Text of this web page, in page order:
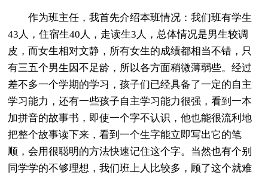
作为班主任，我首先介绍本班情况：我们班有学生
43人，住宿生40人，走读生3人，总体情况是男生较调
皮，而女生相对文静，所有女生的成绩都相当不错，只
有三五个男生因不足龄，所以各方面稍微薄弱些。经过
差不多一个学期的学习，孩子们已经具备了一定的自主
学习能力，还有一些孩子自主学习能力很强，看到一本
加拼音的故事书，即使一个字不认识，他也能很流利地
把整个故事读下来，看到一个生字能立即写出它的笔
顺，会用很聪明的方法快速记住这个字。当然也有个别
同学学的不够理想，我们班上人比较多，顾了这个就难